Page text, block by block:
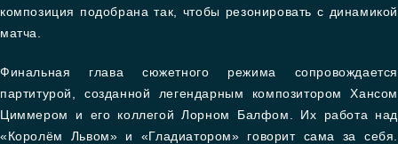
композиция подобрана так, чтобы резонировать с динамикой
матча.
Финальная глава сюжетного режима сопровождается
партитурой, созданной легендарным композитором Хансом
Циммером и его коллегой Лорном Балфом. Их работа над
«Королём Львом» и «Гладиатором» говорит сама за себя.